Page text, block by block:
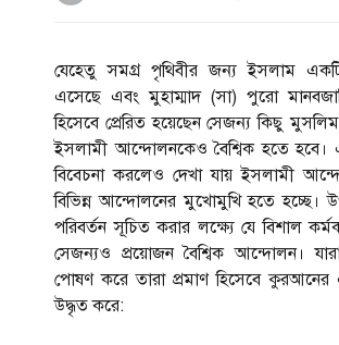
যেহেতু সমগ্র পৃথিবীর জন্য ইসলাম একটি
এসেছে এবং মুহাম্মাদ (সা) পুরো
হিসেবে প্রেরিত হয়েছেন সেজন্য কিছু মুসলিম
ইসলামী আন্দোলনকেও বৈশ্বিক হতে হবে।
বিবেচনা করলেও দেখা যায় ইসলামী
বিভিন্ন আন্দোলনের মুখোমুখি হতে হচ্ছে।
পরিবর্তন সূচিত করার লক্ষ্যে যে বিশাল
সেজন্যও প্রয়োজন বৈশ্বিক আন্দোলন।
পোষণ করে তারা প্রমাণ হিসেবে
উদ্ধৃত করে: